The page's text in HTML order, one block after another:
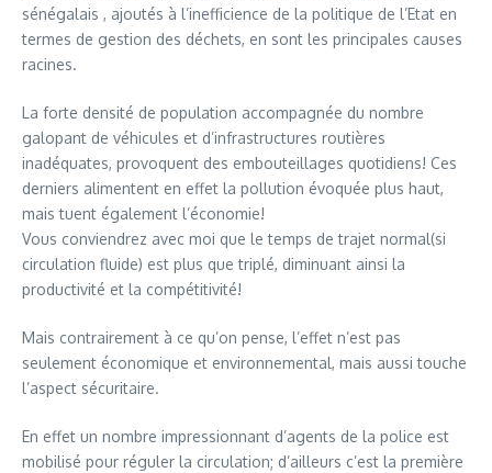
sénégalais , ajoutés à l’inefficience de la politique de l’Etat en
termes de gestion des déchets, en sont les principales causes
racines.
La forte densité de population accompagnée du nombre
galopant de véhicules et d’infrastructures routières
inadéquates, provoquent des embouteillages quotidiens! Ces
derniers alimentent en effet la pollution évoquée plus haut,
mais tuent également l’économie!
Vous conviendrez avec moi que le temps de trajet normal(si
circulation fluide) est plus que triplé, diminuant ainsi la
productivité et la compétitivité!
Mais contrairement à ce qu’on pense, l’effet n’est pas
seulement économique et environnemental, mais aussi touche
l’aspect sécuritaire.
En effet un nombre impressionnant d’agents de la police est
mobilisé pour réguler la circulation; d’ailleurs c’est la première